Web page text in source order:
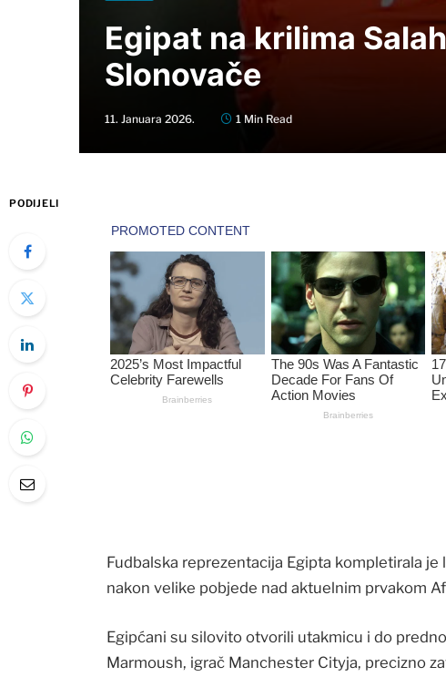
Egipat na krilima
Slonovače
11. Januara 2026. 1 Min Read
PODIJELI
Fudbalska reprezentacija Egipta kompletirala
nakon velike pobjede nad aktuelnim prvakom
Egipćani su silovito otvorili utakmicu i do
Marmoush, igrač Manchester Cityja, precizno